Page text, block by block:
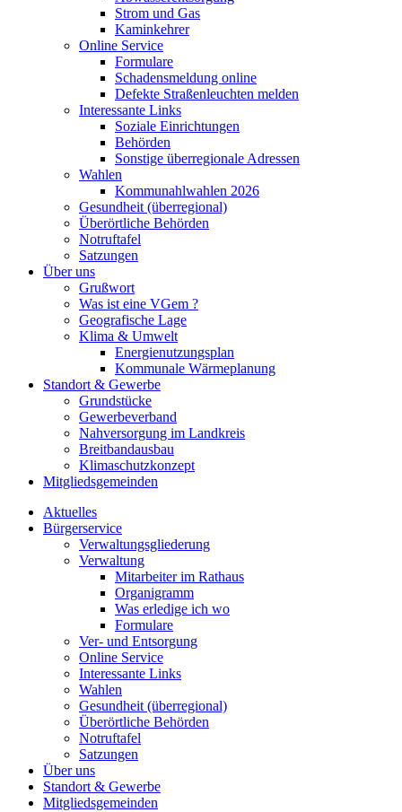
Strom und Gas
Kaminkehrer
Online Service
Formulare
Schadensmeldung online
Defekte Straßenleuchten melden
Interessante Links
Soziale Einrichtungen
Behörden
Sonstige überregionale Adressen
Wahlen
Kommunahlwahlen 2026
Gesundheit (überregional)
Überörtliche Behörden
Notruftafel
Satzungen
Über uns
Grußwort
Was ist eine VGem ?
Geografische Lage
Klima & Umwelt
Energienutzungsplan
Kommunale Wärmeplanung
Standort & Gewerbe
Grundstücke
Gewerbeverband
Nahversorgung im Landkreis
Breitbandausbau
Klimaschutzkonzept
Mitgliedsgemeinden
Aktuelles
Bürgerservice
Verwaltungsgliederung
Verwaltung
Mitarbeiter im Rathaus
Organigramm
Was erledige ich wo
Formulare
Ver- und Entsorgung
Online Service
Interessante Links
Wahlen
Gesundheit (überregional)
Überörtliche Behörden
Notruftafel
Satzungen
Über uns
Standort & Gewerbe
Mitgliedsgemeinden